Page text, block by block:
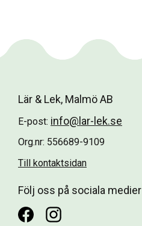
Lär & Lek, Malmö AB
E-post: info@lar-lek.se
Org.nr: 556689-9109
Till kontaktsidan
Följ oss på sociala medier